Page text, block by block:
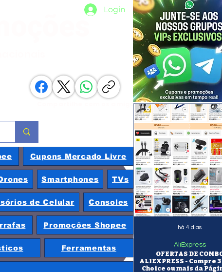
Login
Compartilhe com os amigos
Cupons Mercado Livre
Smartphones TVs
de Celular Consoles
Promoções Shopee
Ferramentas
OFERTAS DE
ALIEXPRESS - Compre
Choice ou mais da
AliExpress
há 4 dias